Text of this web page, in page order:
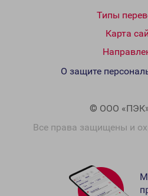
Типы
Карта
© ООО
Все права защищены и
О защите